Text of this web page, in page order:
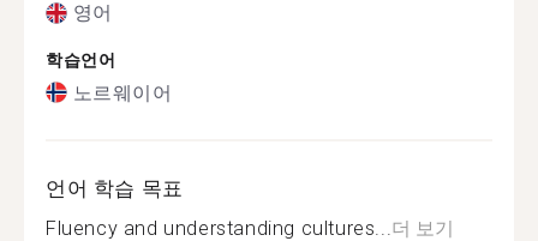
영어
학습언어
노르웨이어
언어 학습 목표
Fluency and understanding cultures... 더 보기